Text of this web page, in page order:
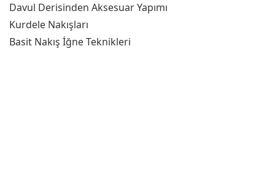
Davul Derisinden Aksesuar Yapımı
Kurdele Nakışları
Basit Nakış İğne Teknikleri